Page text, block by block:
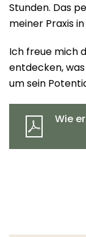
Stunden. Das
meiner Praxis
Ich freue mich
entdecken,
um sein
Wie